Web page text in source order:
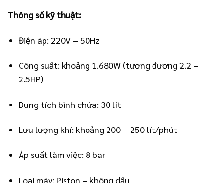
Thông số kỹ thuật:
Điện áp: 220V – 50Hz
Công suất: khoảng 1.680W (tương đương 2.2 –
2.5HP)
Dung tích bình chứa: 30 lít
Lưu lượng khí: khoảng 200 – 250 lít/phút
Áp suất làm việc: 8 bar
Loại máy: Piston – không dầu